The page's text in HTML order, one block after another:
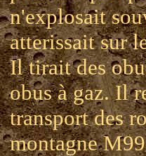
n'explosait
atterissait sur
Il tirait des
obus à gaz. Il
transport des
montagne